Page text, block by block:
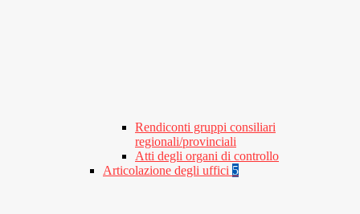
Rendiconti gruppi consiliari
regionali/provinciali
Atti degli organi di controllo
Articolazione degli uffici 5